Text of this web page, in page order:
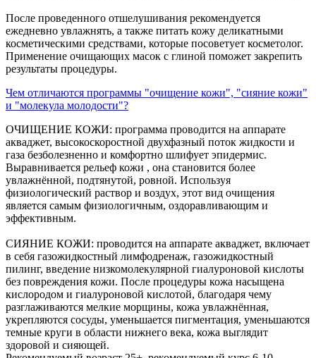
После проведенного отшелушивания рекомендуется
ежедневно увлажнять, а также питать кожу деликатными
косметическими средствами, которые посоветует косметолог.
Применение очищающих масок с глиной поможет закрепить
результаты процедуры.
Чем отличаются программы "очищение кожи", "сияние кожи"
и "молекула молодости"?
ОЧИЩЕНИЕ КОЖИ: программа проводится на аппарате
акваджет, высокоскоростной двухфазный поток жидкости и
газа безболезненно и комфортно шлифует эпидермис.
Выравнивается рельеф кожи , она становится более
увлажнённой, подтянутой, ровной. Используя
физиологический раствор и воздух, этот вид очищения
является самым физиологичным, оздоравливающим и
эффективным.
СИЯНИЕ КОЖИ: проводится на аппарате акваджет, включает
в себя газожидкостный лимфодренаж, газожидкостный
пилинг, введение низкомолекулярной гиалуроновой кислоты
без повреждения кожи. После процедуры кожа насыщена
кислородом и гиалуроновой кислотой, благодаря чему
разглаживаются мелкие морщины, кожа увлажнённая,
укрепляются сосуды, уменьшается пигментация, уменьшаются
темные круги в области нижнего века, кожа выглядит
здоровой и сияющей.